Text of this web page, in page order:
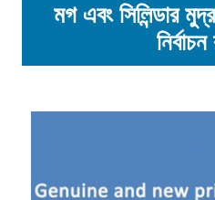
মগ এবং সিলিন্ডার